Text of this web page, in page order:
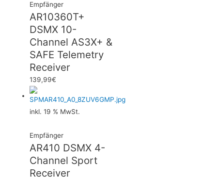
Empfänger
AR10360T+
DSMX 10-
Channel AS3X+ &
SAFE Telemetry
Receiver
139,99€
inkl. 19 % MwSt.
Empfänger
AR410 DSMX 4-
Channel Sport
Receiver